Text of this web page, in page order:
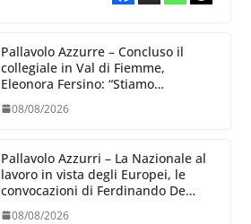
Pallavolo Azzurre – Concluso il
collegiale in Val di Fiemme,
Eleonora Fersino: “Stiamo
dove poter migliorare”.
08/08/2026
Pallavolo Azzurri – La Nazionale al
lavoro in vista degli Europei, le
convocazioni di Ferdinando De
08/08/2026